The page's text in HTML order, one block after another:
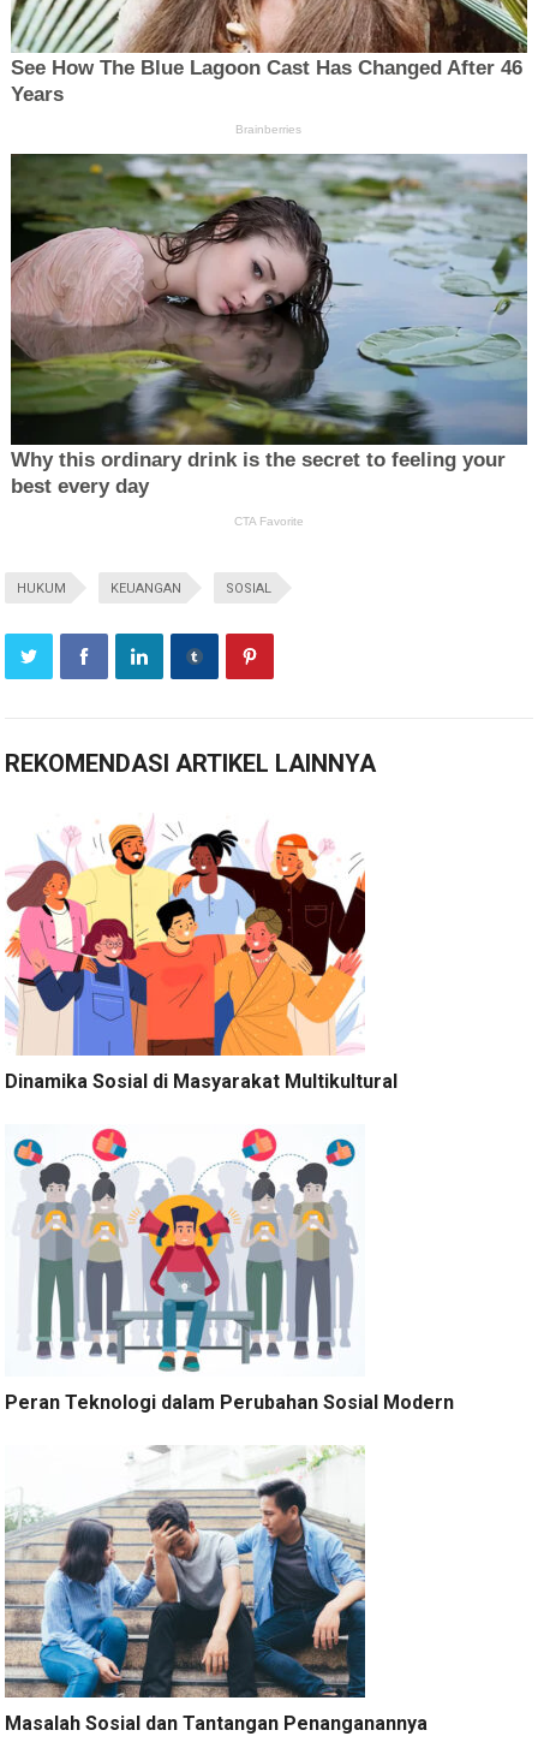
HUKUM KEUANGAN SOSIAL
REKOMENDASI ARTIKEL LAINNYA
Dinamika Sosial di Masyarakat Multikultural
Peran Teknologi dalam Perubahan Sosial Modern
Masalah Sosial dan Tantangan Penanganannya